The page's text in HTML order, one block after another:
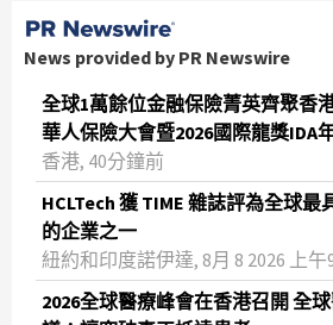
News provided by PR Newswire
全球1萬餘位金融保險菁英齊聚香
華人保險大會暨2026國際龍獎IDA
香港, 40分鐘前
HCLTech 獲 TIME 雜誌評為全球
的企業之一
紐約和印度諾伊達, 8月 8 2026 上午
2026全球醫療峰會在香港召開 全